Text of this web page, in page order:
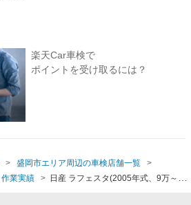
楽天Car車検で
ポイントを受け取るには？
盛岡市エリア周辺の車検店舗一覧
作業実績
日産 ラフェスタ(2005年式、9万～9万